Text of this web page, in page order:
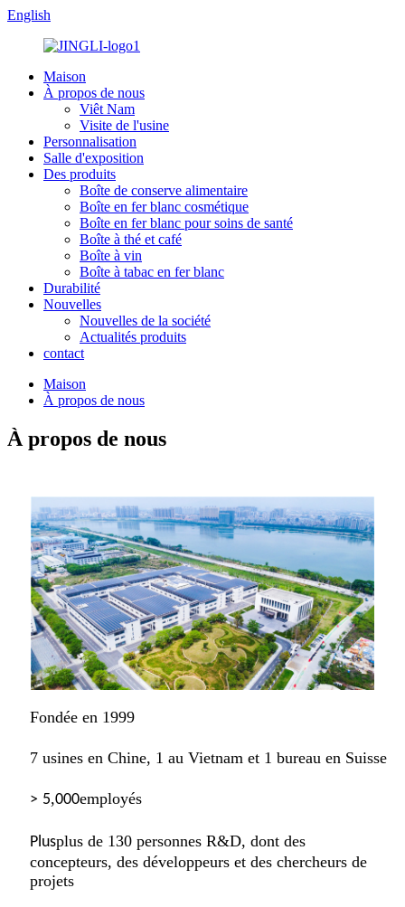
English
Maison
À propos de nous
Viêt Nam
Visite de l'usine
Personnalisation
Salle d'exposition
Des produits
Boîte de conserve alimentaire
Boîte en fer blanc cosmétique
Boîte en fer blanc pour soins de santé
Boîte à thé et café
Boîte à vin
Boîte à tabac en fer blanc
Durabilité
Nouvelles
Nouvelles de la société
Actualités produits
contact
Maison
À propos de nous
À propos de nous
Fondée en 1999
7 usines en Chine, 1 au Vietnam et 1 bureau en Suisse
> 5,000employés
Plusplus de 130 personnes R&D, dont des
concepteurs, des développeurs et des chercheurs de
projets